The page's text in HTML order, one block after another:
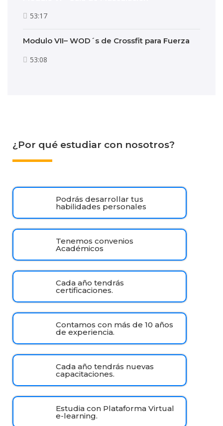
53:17
Modulo VII– WOD´s de Crossfit para Fuerza
53:08
¿Por qué estudiar con nosotros?
Podrás desarrollar tus
habilidades personales
Tenemos convenios
Académicos
Cada año tendrás
certificaciones.
Contamos con más de 10 años
de experiencia.
Cada año tendrás nuevas
capacitaciones.
Estudia con Plataforma Virtual
e-learning.